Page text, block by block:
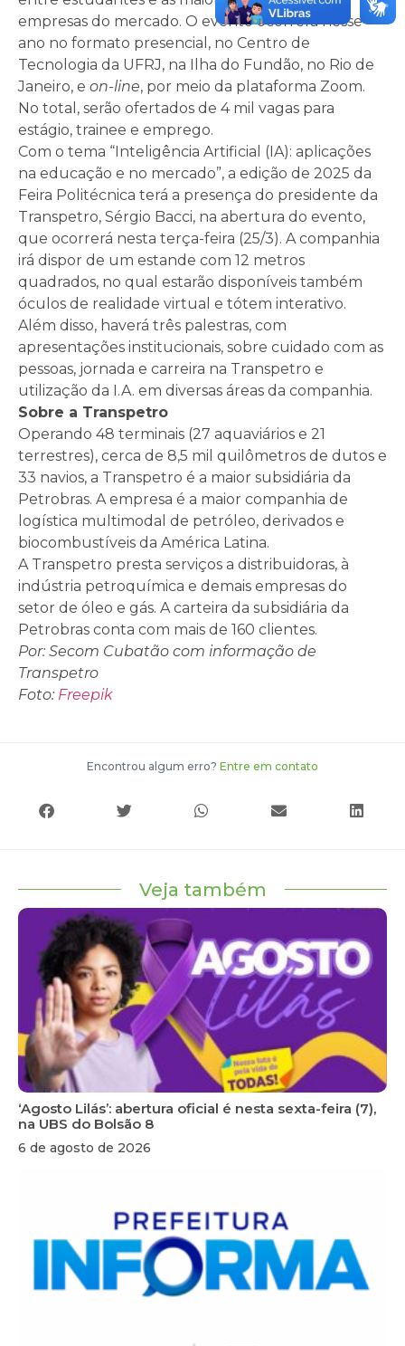
empresas do mercado. O evento ocorrerá nesse
ano no formato presencial, no Centro de
Tecnologia da UFRJ, na Ilha do Fundão, no Rio de
Janeiro, e on-line, por meio da plataforma Zoom.
No total, serão ofertados de 4 mil vagas para
estágio, trainee e emprego.
Com o tema “Inteligência Artificial (IA): aplicações
na educação e no mercado”, a edição de 2025 da
Feira Politécnica terá a presença do presidente da
Transpetro, Sérgio Bacci, na abertura do evento,
que ocorrerá nesta terça-feira (25/3). A companhia
irá dispor de um estande com 12 metros
quadrados, no qual estarão disponíveis também
óculos de realidade virtual e tótem interativo.
Além disso, haverá três palestras, com
apresentações institucionais, sobre cuidado com as
pessoas, jornada e carreira na Transpetro e
utilização da I.A. em diversas áreas da companhia.
Sobre a Transpetro
Operando 48 terminais (27 aquaviários e 21
terrestres), cerca de 8,5 mil quilômetros de dutos e
33 navios, a Transpetro é a maior subsidiária da
Petrobras. A empresa é a maior companhia de
logística multimodal de petróleo, derivados e
biocombustíveis da América Latina.
A Transpetro presta serviços a distribuidoras, à
indústria petroquímica e demais empresas do
setor de óleo e gás. A carteira da subsidiária da
Petrobras conta com mais de 160 clientes.
Por: Secom Cubatão com informação de
Transpetro
Foto: Freepik
Encontrou algum erro? Entre em contato
Veja também
‘Agosto Lilás’: abertura oficial é nesta sexta-feira (7),
na UBS do Bolsão 8
6 de agosto de 2026